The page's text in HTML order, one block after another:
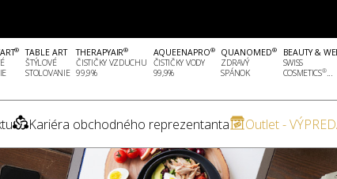
®
TABLE ART
ŠTÝLOVÉ
STOLOVANIE
THERAPYAIR®
ČISTIČKY VZDUCHU
99,9%
AQUEENAPRO®
ČISTIČKY VODY
99,9%
QUANOMED®
ZDRAVÝ
SPÁNOK
BEAUTY &
SWISS
COSMETICS®...
Kariéra obchodného reprezentanta Outlet -